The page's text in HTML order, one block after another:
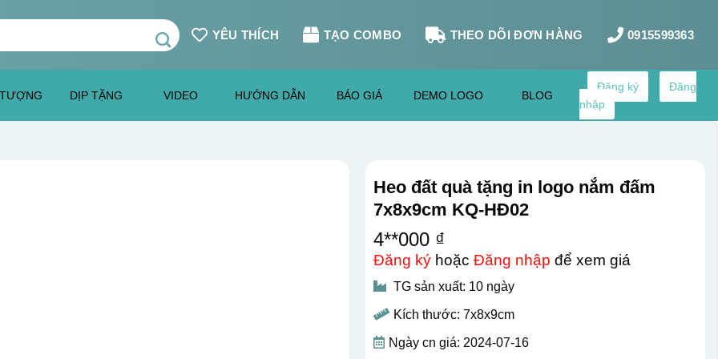
YÊU THÍCH TẠO COMBO THEO DÕI ĐƠN HÀNG 0915599363
DỊP TẶNG VIDEO HƯỚNG DẪN BÁO GIÁ DEMO LOGO BLOG
Đăng ký
Đăng
nhập
Heo đất quà tặng in logo nắm đấm
7x8x9cm KQ-HĐ02
4**000 ₫
Đăng kýhoặc Đăng nhập để xem giá
TG sản xuất: 10 ngày
Kích thước: 7x8x9cm
Ngày cn giá: 2024-07-16